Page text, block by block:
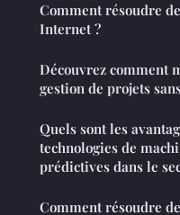
Comment résoudre
Internet ?
Découvrez comment
gestion de projets
Quels sont les
technologies de
prédictives dans le
Comment résoudre